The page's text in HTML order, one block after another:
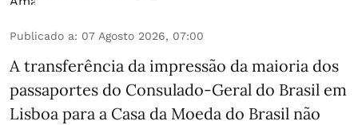
Publicado a: 07 Agosto 2026, 07:00
A transferência da impressão da maioria dos
passaportes do Consulado-Geral do Brasil em
Lisboa para a Casa da Moeda do Brasil não